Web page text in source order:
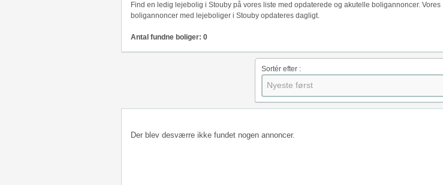
Find en ledig lejebolig i Stouby på vores liste med opdaterede og akutelle boligannoncer. Vores
boligannoncer med lejeboliger i Stouby opdateres dagligt.
Antal fundne boliger: 0
Sortér efter :
Nyeste først
Der blev desværre ikke fundet nogen annoncer.